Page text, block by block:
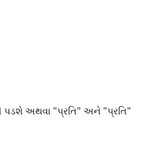
પડશે અથવા "પ્રતિ" અને "પ્રતિ"